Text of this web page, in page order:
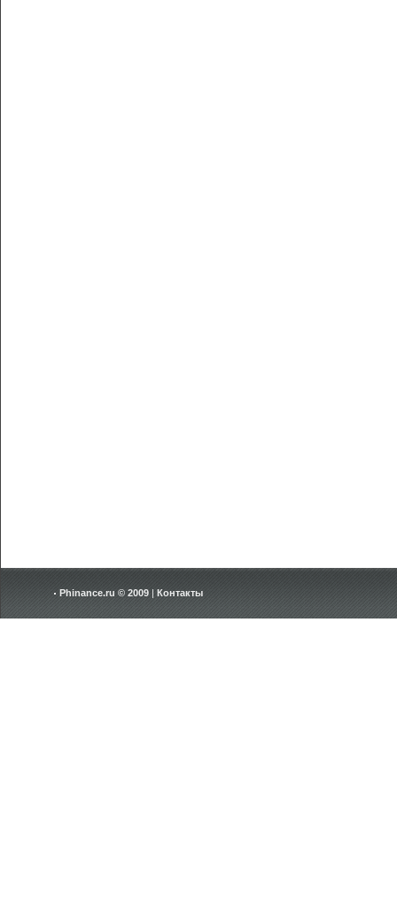
Phinance.ru © 2009 | Контакты